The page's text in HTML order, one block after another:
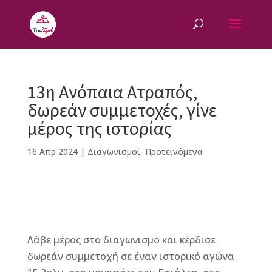
13η Ανόπαια Ατραπός,
δωρεάν συμμετοχές, γίνε
μέρος της ιστορίας
16 Απρ 2024| Διαγωνισμοί, Προτεινόμενα
c ss
b
e ai
w
it te
Λάβε μέρος στο διαγωνισμό και κέρδισε
δωρεάν συμμετοχή σε έναν ιστορικό αγώνα